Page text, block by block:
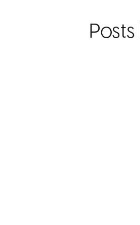
Posts